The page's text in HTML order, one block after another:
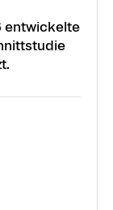
entwickelte